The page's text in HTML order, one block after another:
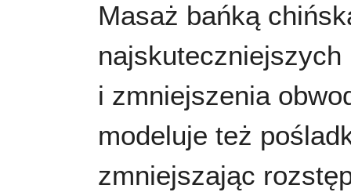
Masaż bańką
i zmniejszenia
modeluje też
zmniejszając